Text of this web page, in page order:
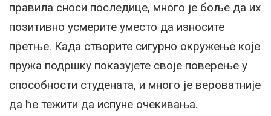
правила сноси последице, много је боље да их
позитивно усмерите уместо да износите
претње. Када створите сигурно окружење које
пружа подршку показујете своје поверење у
способности студената, и много је вероватније
да ће тежити да испуне очекивања.